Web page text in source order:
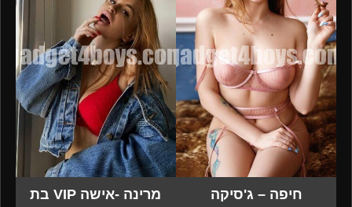
חיפה – ג'סיקה
מרינה -אישה VIP בת